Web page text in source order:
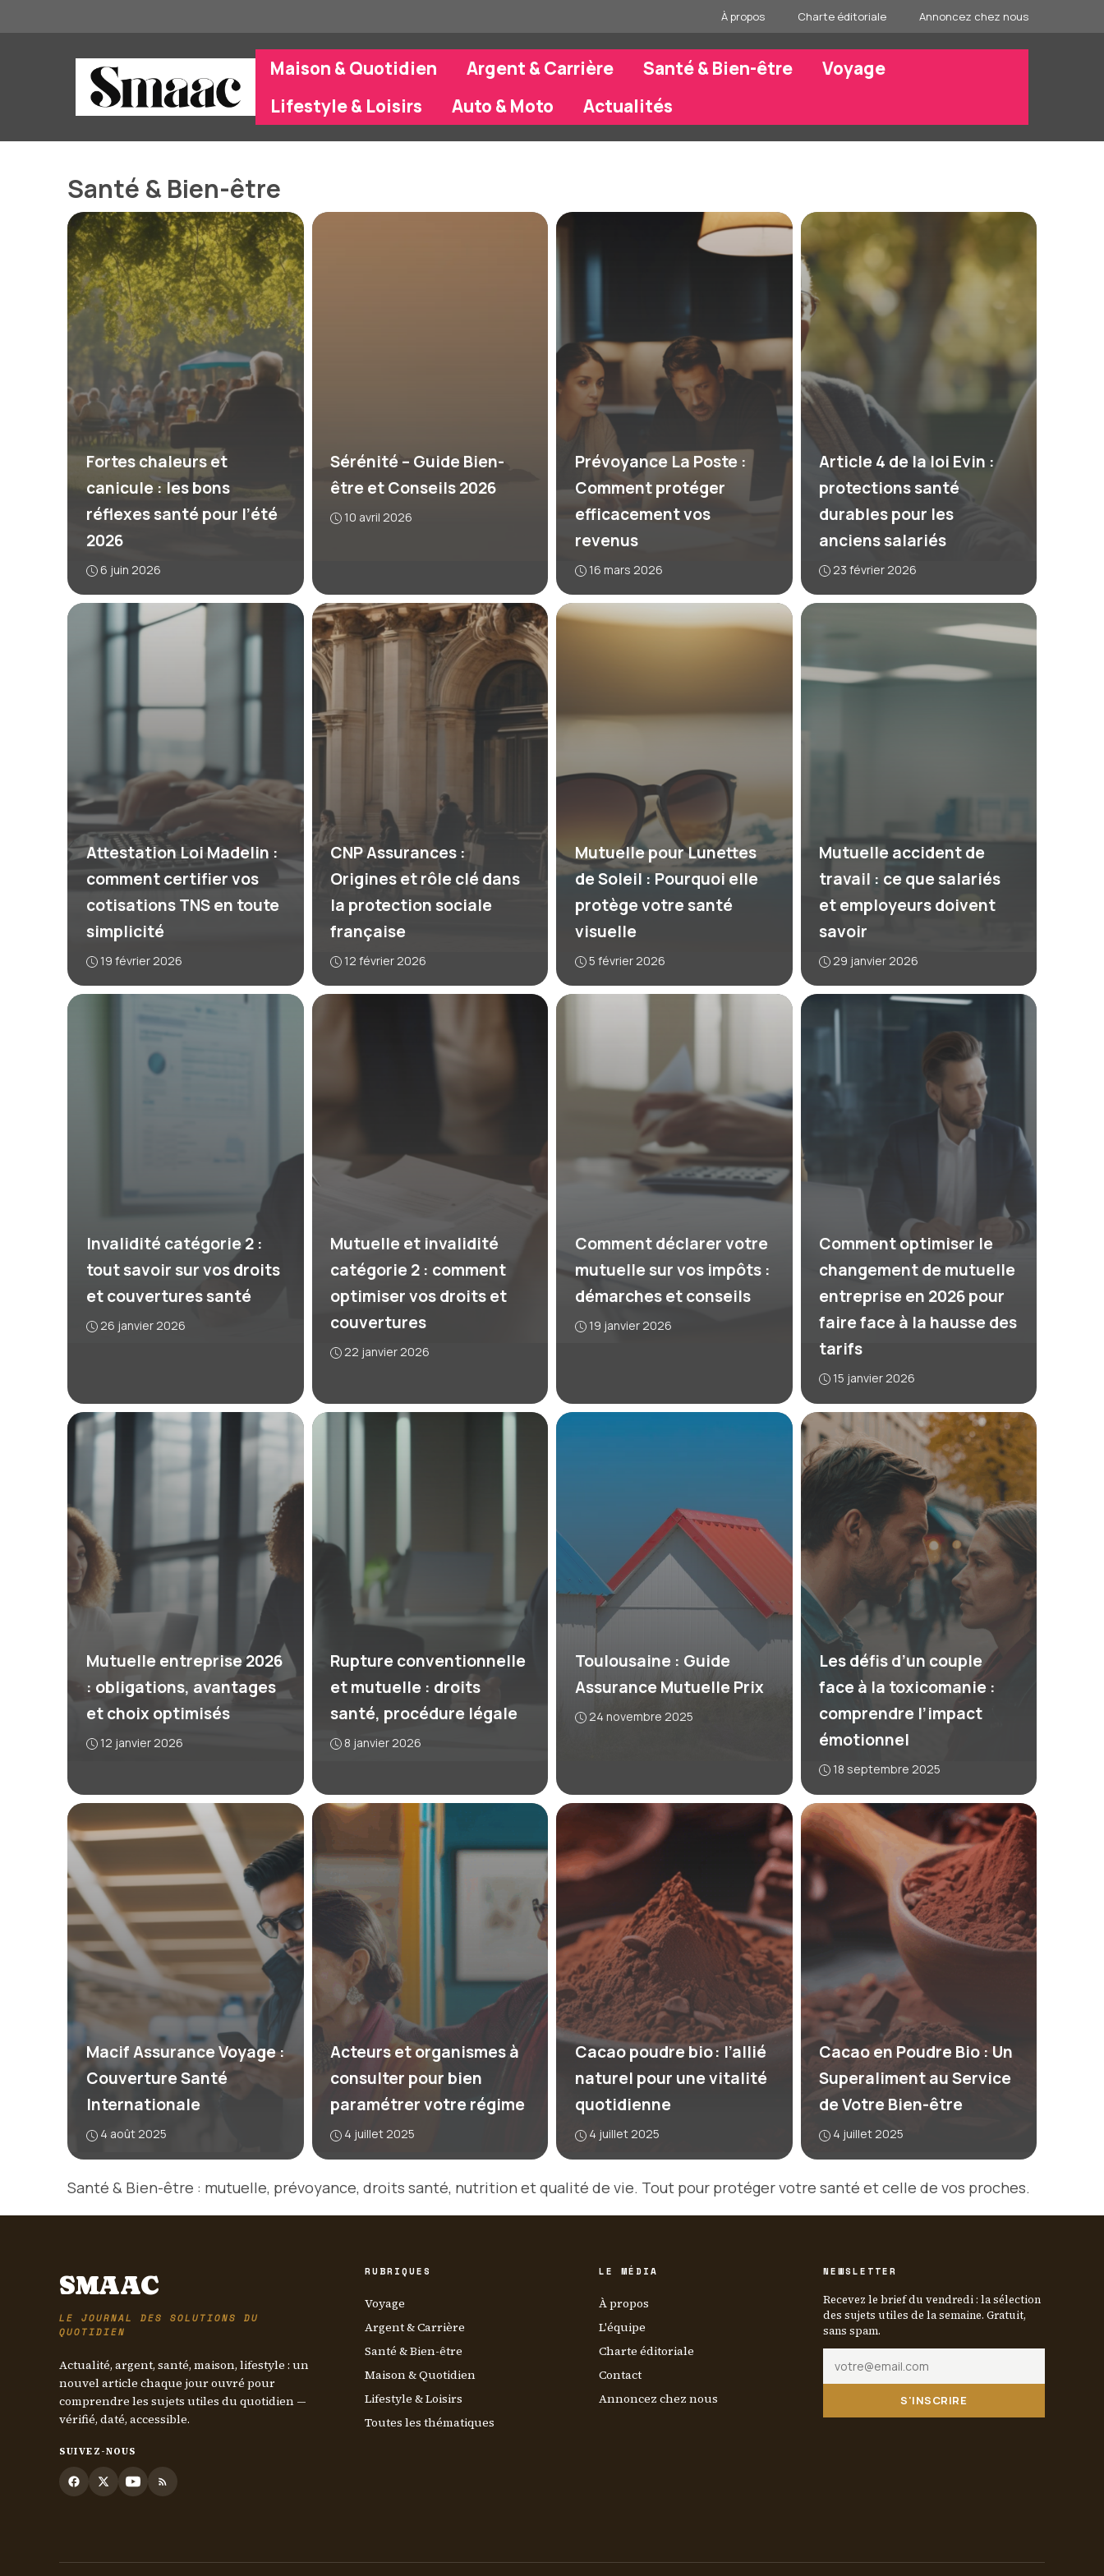
au
À propos Charte éditoriale Annoncez chez nous
Maison & Quotidien Argent & Carrière Santé & Bien-être
Voyage
Lifestyle & Loisirs
Auto & Moto Actualités
Santé & Bien-être
Fortes chaleurs et
canicule : les bons
réflexes santé pour l’été
2026
6 juin 2026
Sérénité – Guide Bien-
être et Conseils 2026
10 avril 2026
Prévoyance La Poste :
Comment protéger
efficacement vos
revenus
16 mars 2026
Article 4 de la loi Evin :
protections santé
durables pour les
anciens salariés
23 février 2026
Attestation Loi Madelin :
comment certifier vos
cotisations TNS en toute
simplicité
19 février 2026
CNP Assurances :
Origines et rôle clé dans
la protection sociale
française
12 février 2026
Mutuelle pour Lunettes
de Soleil : Pourquoi elle
protège votre santé
visuelle
5 février 2026
Mutuelle accident de
travail : ce que salariés
et employeurs doivent
savoir
29 janvier 2026
Invalidité catégorie 2 :
tout savoir sur vos droits
et couvertures santé
26 janvier 2026
Mutuelle et invalidité
catégorie 2 : comment
optimiser vos droits et
couvertures
22 janvier 2026
Comment déclarer votre
mutuelle sur vos impôts :
démarches et conseils
19 janvier 2026
Comment optimiser le
changement de mutuelle
entreprise en 2026 pour
faire face à la hausse des
tarifs
15 janvier 2026
Mutuelle entreprise 2026
: obligations, avantages
et choix optimisés
12 janvier 2026
Rupture conventionnelle
et mutuelle : droits
santé, procédure légale
8 janvier 2026
Toulousaine : Guide
Assurance Mutuelle Prix
24 novembre 2025
Les défis d’un couple
face à la toxicomanie :
comprendre l’impact
émotionnel
18 septembre 2025
Macif Assurance Voyage :
Couverture Santé
Internationale
4 août 2025
Acteurs et organismes à
consulter pour bien
paramétrer votre régime
4 juillet 2025
Cacao poudre bio : l’allié
naturel pour une vitalité
quotidienne
4 juillet 2025
Cacao en Poudre Bio : Un
Superaliment au Service
de Votre Bien-être
4 juillet 2025
Santé & Bien-être : mutuelle, prévoyance, droits santé, nutrition et qualité de vie. Tout pour protéger votre santé et celle de vos proches.
SMAAC
LE JOURNAL DES SOLUTIONS DU
QUOTIDIEN
Actualité, argent, santé, maison, lifestyle : un
nouvel article chaque jour ouvré pour
comprendre les sujets utiles du quotidien —
vérifié, daté, accessible.
SUIVEZ-NOUS
RUBRIQUES
Voyage
Argent & Carrière
Santé & Bien-être
Maison & Quotidien
Lifestyle & Loisirs
Toutes les thématiques
LE MÉDIA
À propos
L'équipe
Charte éditoriale
Contact
Annoncez chez nous
NEWSLETTER
Recevez le brief du vendredi : la sélection
des sujets utiles de la semaine. Gratuit,
sans spam.
S'INSCRIRE